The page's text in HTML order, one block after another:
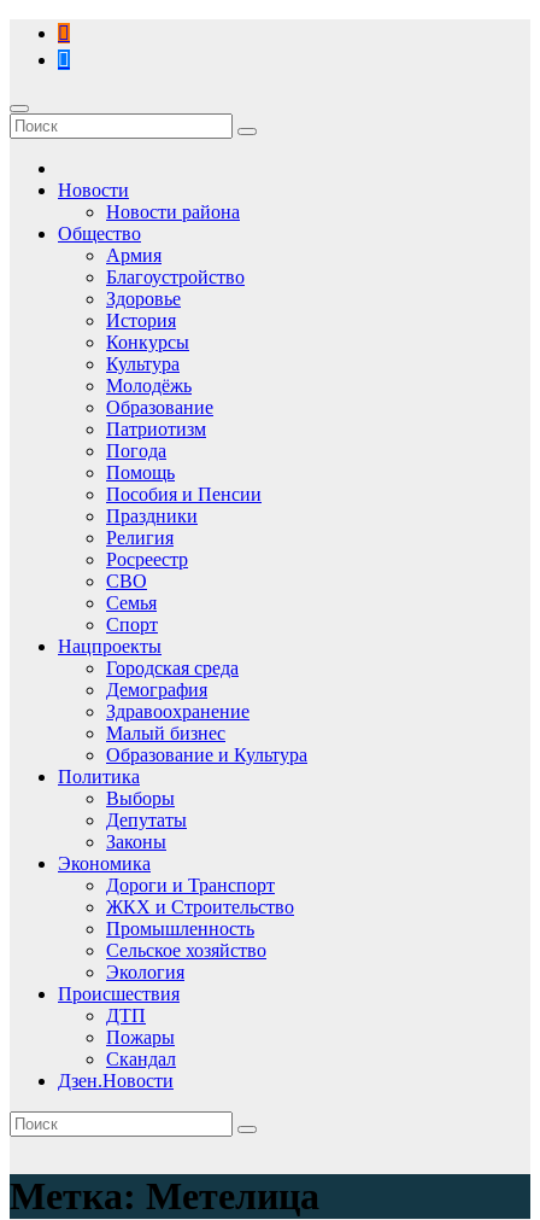
Перейти
содержимому
Новости
Новости района
Общество
Армия
Благоустройство
Здоровье
История
Конкурсы
Культура
Молодёжь
Образование
Патриотизм
Погода
Помощь
Пособия и Пенсии
Праздники
Религия
Росреестр
СВО
Семья
Спорт
Нацпроекты
Городская среда
Демография
Здравоохранение
Малый бизнес
Образование и Культура
Политика
Выборы
Депутаты
Законы
Экономика
Дороги и Транспорт
ЖКХ и Строительство
Промышленность
Сельское хозяйство
Экология
Происшествия
ДТП
Пожары
Скандал
Дзен.Новости
Метка: Метелица